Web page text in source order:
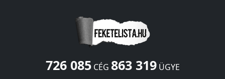
726 085CÉG 863 319ÜGYE